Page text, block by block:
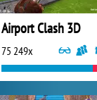
Airport Clash 3D
75 249x